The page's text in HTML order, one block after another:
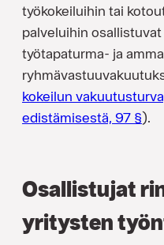
työkokeiluihin tai
palveluihin
työtapaturma- ja
kokeilun
edistämisestä, 97 §).
Osallistujat
yritysten